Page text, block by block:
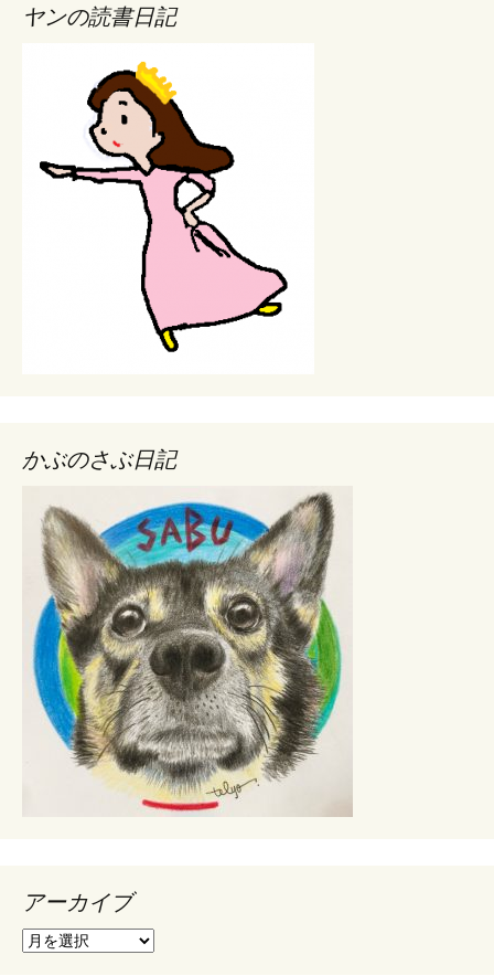
ヤンの読書日記
かぶのさぶ日記
アーカイブ
ア